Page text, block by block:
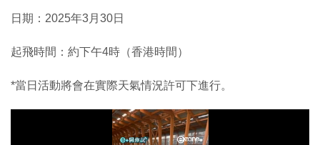
日期：2025年3月30日
起飛時間：約下午4時（香港時間）
*當日活動將會在實際天氣情況許可下進行。